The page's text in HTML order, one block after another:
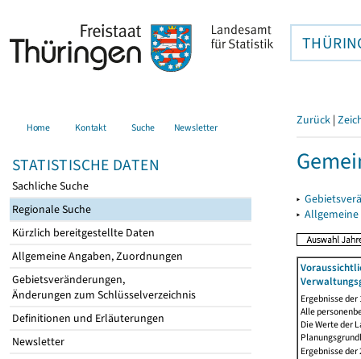
Home Kontakt Suche Newsletter
STATISTISCHE DATEN
Sachliche Suche
Regionale Suche
Kürzlich bereitgestellte Daten
Allgemeine Angaben, Zuordnungen
Gebietsveränderungen,
Änderungen zum Schlüsselverzeichnis
Definitionen und Erläuterungen
Newsletter
Zurück |
▸
▸
Ergebnisse
Alle
Die Werte der
Ergebnisse